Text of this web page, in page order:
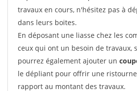
travaux en cours, n'hésitez pas à
dans leurs boites.
En déposant une liasse chez les
ceux qui ont un besoin de travaux,
pourrez également ajouter un
le dépliant pour offrir une
rapport au montant des travaux.